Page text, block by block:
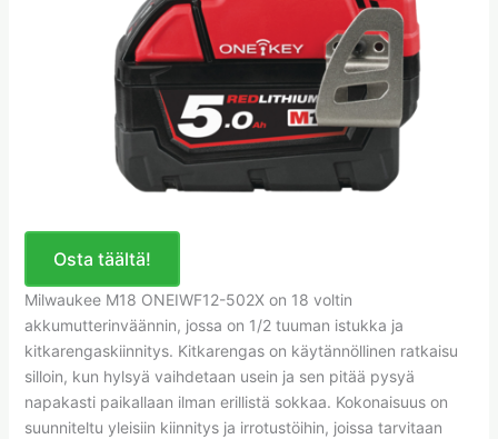
Osta täältä!
Milwaukee M18 ONEIWF12-502X on 18 voltin
akkumutterinväännin, jossa on 1/2 tuuman istukka ja
kitkarengaskiinnitys. Kitkarengas on käytännöllinen ratkaisu
silloin, kun hylsyä vaihdetaan usein ja sen pitää pysyä
napakasti paikallaan ilman erillistä sokkaa. Kokonaisuus on
suunniteltu yleisiin kiinnitys ja irrotustöihin, joissa tarvitaan